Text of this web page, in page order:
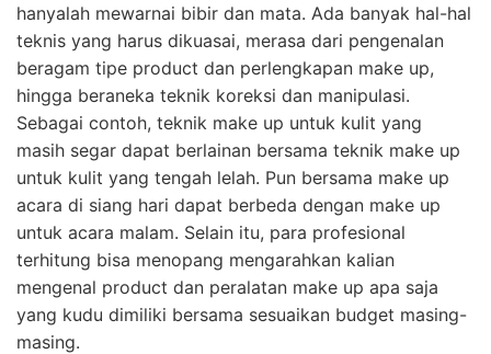
hanyalah mewarnai bibir dan mata. Ada banyak hal-hal
teknis yang harus dikuasai, merasa dari pengenalan
beragam tipe product dan perlengkapan make up,
hingga beraneka teknik koreksi dan manipulasi.
Sebagai contoh, teknik make up untuk kulit yang
masih segar dapat berlainan bersama teknik make up
untuk kulit yang tengah lelah. Pun bersama make up
acara di siang hari dapat berbeda dengan make up
untuk acara malam. Selain itu, para profesional
terhitung bisa menopang mengarahkan kalian
mengenal product dan peralatan make up apa saja
yang kudu dimiliki bersama sesuaikan budget masing-
masing.